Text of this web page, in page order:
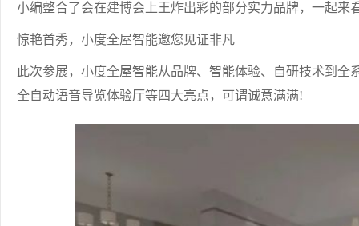
小编整合了会在建博会上王炸出彩的部分实力品牌，一起来
惊艳首秀，小度全屋智能邀您见证非凡
此次参展，小度全屋智能从品牌、智能体验、自研技术到全
全自动语音导览体验厅等四大亮点，可谓诚意满满!